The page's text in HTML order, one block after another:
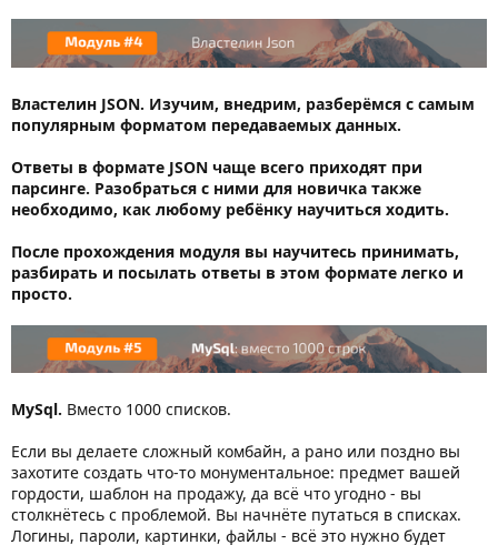
Властелин JSON. Изучим, внедрим, разберёмся с самым
популярным форматом передаваемых данных.
Ответы в формате JSON чаще всего приходят при
парсинге. Разобраться с ними для новичка также
необходимо, как любому ребёнку научиться ходить.
После прохождения модуля вы научитесь принимать,
разбирать и посылать ответы в этом формате легко и
просто.
MySql. Вместо 1000 списков.
Если вы делаете сложный комбайн, а рано или поздно вы
захотите создать что-то монументальное: предмет вашей
гордости, шаблон на продажу, да всё что угодно - вы
столкнётесь с проблемой. Вы начнёте путаться в списках.
Логины, пароли, картинки, файлы - всё это нужно будет